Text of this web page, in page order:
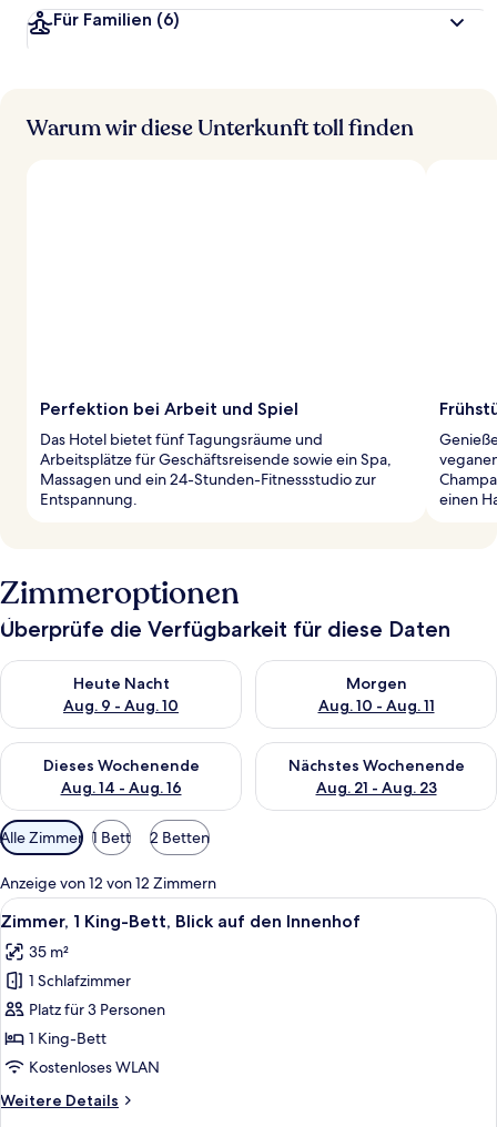
Für Familien (6)
Warum wir diese Unterkunft toll finden
Perfektion bei Arbeit und Spiel
Das Hotel bietet fünf Tagungsräume und
Arbeitsplätze für Geschäftsreisende sowie ein Spa,
Massagen und ein 24-Stunden-Fitnessstudio zur
Entspannung.
einen
Zimmeroptionen
Überprüfe die Verfügbarkeit für diese Daten
Heute Nacht
Aug. 9 - Aug. 10
Überprüfe die Verfügbarkeit für heute Nacht, Aug. 9 - Aug.
Morgen
Aug. 10 - Aug. 11
Überprüfe die Verfügbarkeit
Dieses Wochenende
Aug. 14 - Aug. 16
Überprüfe die Verfügbarkeit für dieses Wochenende, Aug. 14
Nächstes Wochenende
Aug. 21 - Aug. 23
Überprüfe die Verfügbarkeit
Verfügbare
Filter
für
Zimmer
Alle Zimmer 1 Bett 2 Betten
Anzeige von 12 von 12 Zimmern
Alle
Fotos
für
Zimmer,
1 King-
Bett,
Blick
den
Ein Hotelzimmer mit einem großen
11
Zimmer, 1 King-Bett, Blick auf den Innenhof
35 m²
1 Schlafzimmer
Platz für 3 Personen
1 King-Bett
Kostenloses WLAN
Weitere Details
Weitere